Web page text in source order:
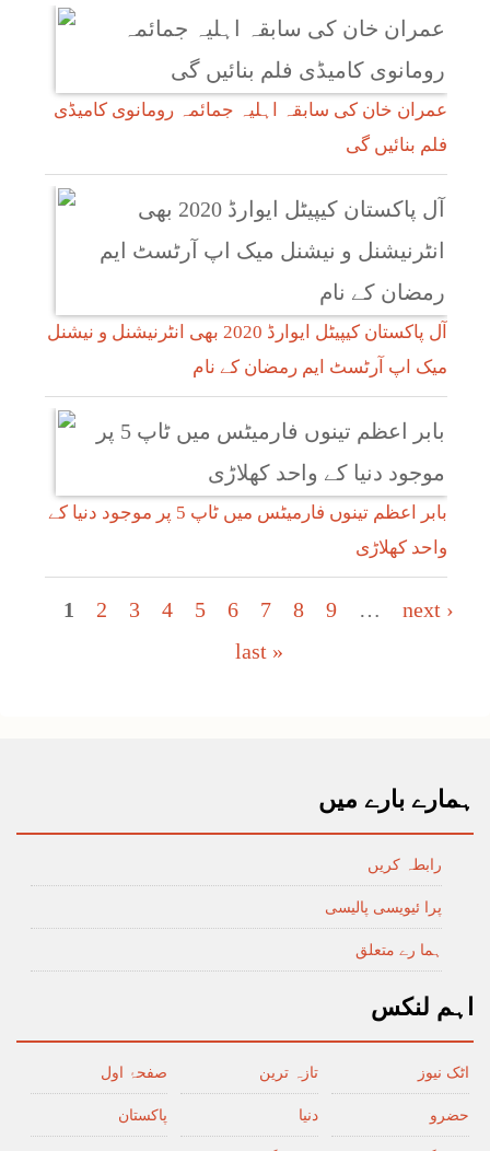
عمران خان کی سابقہ اہلیہ جمائمہ رومانوی کامیڈی
فلم بنائیں گی
آل پاکستان کیپیٹل ایوارڈ 2020 بھی انٹرنیشنل و نیشنل
میک اپ آرٹسٹ ایم رمضان کے نام
بابر اعظم تینوں فارمیٹس میں ٹاپ 5 پر موجود دنیا کے
واحد کھلاڑی
Pages
1 2 3 4 5 6 7 8 9 …
next ›
last »
ہمارے بارے میں
رابطہ کریں
پرا ئیویسی پالیسی
ہما رے متعلق
اہم لنکس
صفحۂ اول تازہ ترین اٹک نیوز
پاکستان دنیا حضرو